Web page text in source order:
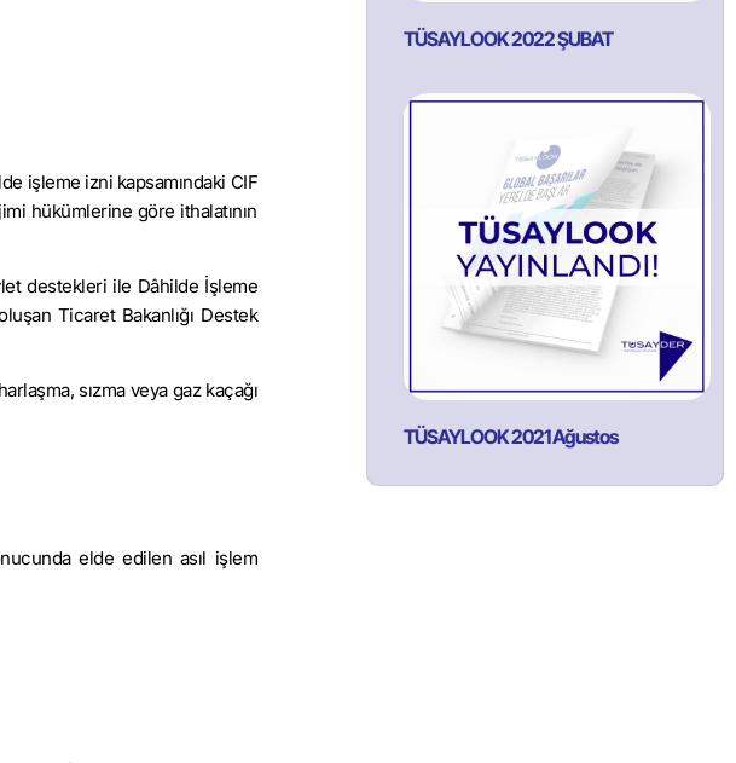
işleme izni kapsamındaki CIF
hükümlerine göre ithalatının
destekleri ile Dâhilde İşleme
Ticaret Bakanlığı Destek
sızma veya gaz kaçağı
elde edilen asıl işlem
TÜSAYLOOK 2022 ŞUBAT
TÜSAYLOOK 2021 Ağustos